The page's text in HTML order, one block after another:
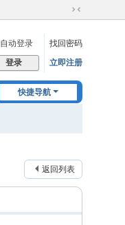
切
到
窄
自动登录
找回密码
登录 立即注册
快捷导航
返回列表